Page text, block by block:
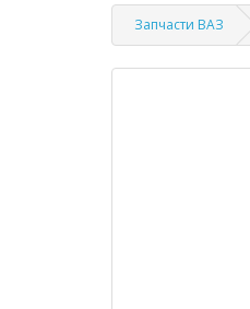
Запчасти ВАЗ